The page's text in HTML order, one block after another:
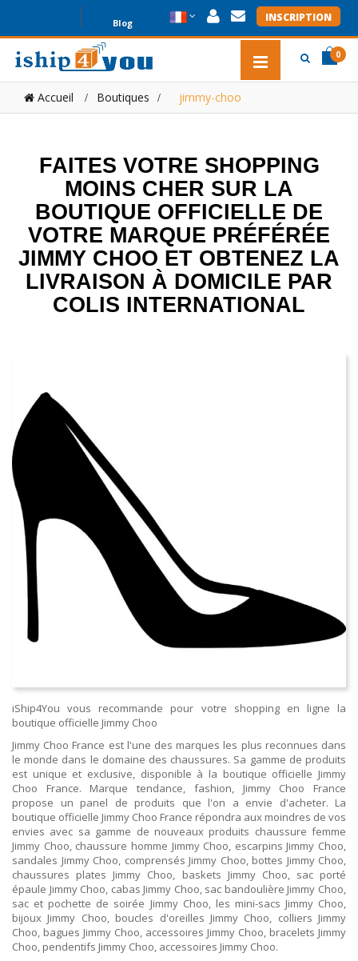
INSCRIPTION
Blog
0
Accueil Boutiques > jimmy-choo
FAITES VOTRE SHOPPING
MOINS CHER SUR LA
BOUTIQUE OFFICIELLE DE
VOTRE MARQUE PRÉFÉRÉE
JIMMY CHOO ET OBTENEZ LA
LIVRAISON À DOMICILE PAR
COLIS INTERNATIONAL
iShip4You vous recommande pour votre shopping en ligne la
boutique officielle Jimmy Choo
Jimmy Choo France est l'une des marques les plus reconnues dans
le monde dans le domaine des chaussures. Sa gamme de produits
est unique et exclusive, disponible à la boutique officielle Jimmy
Choo France. Marque tendance, fashion, Jimmy Choo France
propose un panel de produits que l'on a envie d'acheter. La
boutique officielle Jimmy Choo France répondra aux moindres de vos
envies avec sa gamme de nouveaux produits chaussure femme
Jimmy Choo, chaussure homme Jimmy Choo, escarpins Jimmy Choo,
sandales Jimmy Choo, comprensés Jimmy Choo, bottes Jimmy Choo,
chaussures plates Jimmy Choo, baskets Jimmy Choo, sac porté
épaule Jimmy Choo, cabas Jimmy Choo, sac bandoulière Jimmy Choo,
sac et pochette de soirée Jimmy Choo, les mini-sacs Jimmy Choo,
bijoux Jimmy Choo, boucles d'oreilles Jimmy Choo, colliers Jimmy
Choo, bagues Jimmy Choo, accessoires Jimmy Choo, bracelets Jimmy
Choo, pendentifs Jimmy Choo, accessoires Jimmy Choo.